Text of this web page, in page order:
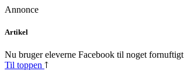
Annonce
Skip
content
Artikel
Nu bruger eleverne Facebook til noget fornuftigt
Til toppen